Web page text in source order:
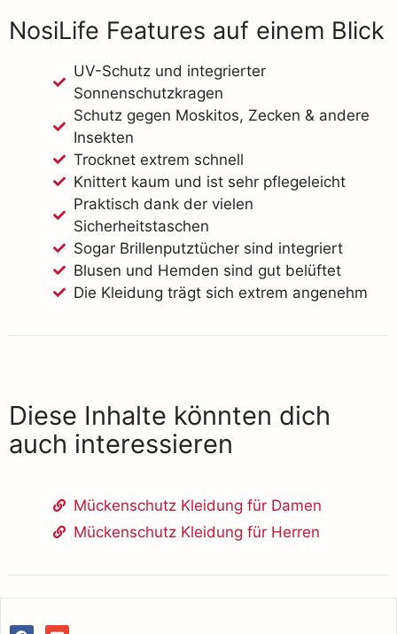
NosiLife Features auf einem Blick
UV-Schutz und integrierter
Sonnenschutzkragen
Schutz gegen Moskitos, Zecken & andere
Insekten
Trocknet extrem schnell
Knittert kaum und ist sehr pflegeleicht
Praktisch dank der vielen
Sicherheitstaschen
Sogar Brillenputztücher sind integriert
Blusen und Hemden sind gut belüftet
Die Kleidung trägt sich extrem angenehm
Diese Inhalte könnten dich
auch interessieren
Mückenschutz Kleidung für Damen
Mückenschutz Kleidung für Herren